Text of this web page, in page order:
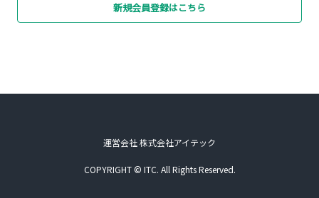
新規会員登録はこちら
運営会社 株式会社アイテック
COPYRIGHT © ITC. All Rights Reserved.